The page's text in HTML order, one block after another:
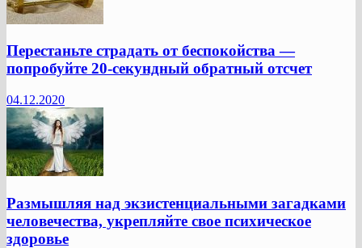
Перестаньте страдать от беспокойства —
попробуйте 20-секундный обратный отсчет
04.12.2020
Размышляя над экзистенциальными загадками
человечества, укрепляйте свое психическое
здоровье